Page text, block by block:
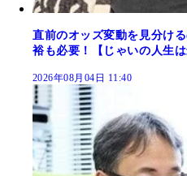
直前のオッズ変動を見分け
裕も必要！【じゃいの人生
2026年08月04日 11:40